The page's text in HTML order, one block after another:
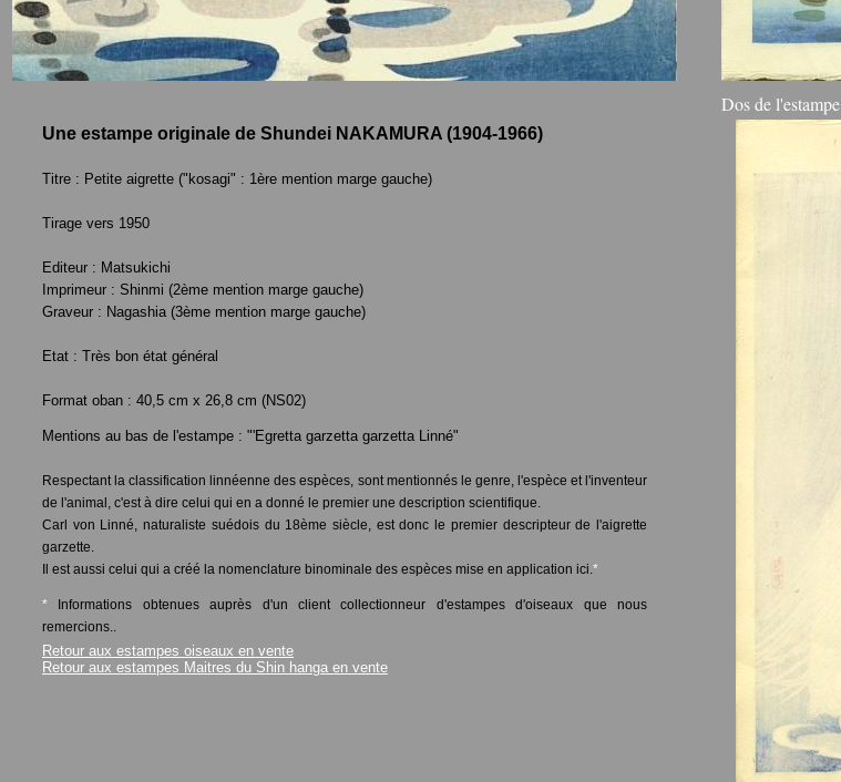
Dos de l'estampe
Une estampe originale de Shundei NAKAMURA (1904-1966)
Titre : Petite aigrette ("kosagi" : 1ère mention marge gauche)
Tirage vers 1950
Editeur : Matsukichi
Imprimeur : Shinmi (2ème mention marge gauche)
Graveur : Nagashia (3ème mention marge gauche)
Etat : Très bon état général
Format oban : 40,5 cm x 26,8 cm (NS02)
Mentions au bas de l'estampe : "'Egretta garzetta garzetta Linné"
Respectant la classification linnéenne des espèces, sont mentionnés le genre, l'espèce et l'inventeur
de l'animal, c'est à dire celui qui en a donné le premier une description scientifique.
Carl von Linné, naturaliste suédois du 18ème siècle, est donc le premier descripteur de l'aigrette
garzette.
Il est aussi celui qui a créé la nomenclature binominale des espèces mise en application ici.*
* Informations obtenues auprès d'un client collectionneur d'estampes d'oiseaux que nous
remercions..
Retour aux estampes oiseaux en vente
Retour aux estampes Maitres du Shin hanga en vente